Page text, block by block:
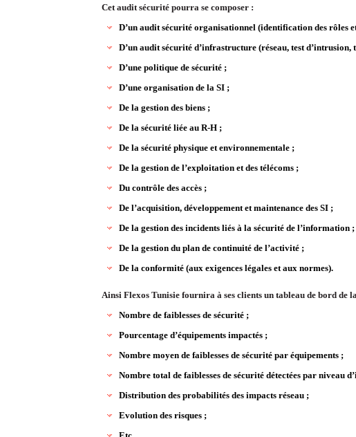
Cet audit sécurité pourra se composer :
D’un audit sécurité organisationnel (identification des rôles
D’un audit sécurité d’infrastructure (réseau, test
D’une politique de sécurité ;
D’une organisation de la SI ;
De la gestion des biens ;
De la sécurité liée au R-H ;
De la sécurité physique et environnementale ;
De la gestion de l’exploitation et des télécoms ;
Du contrôle des accès ;
De l’acquisition, développement et maintenance des SI ;
De la gestion des incidents liés à la sécurité de l’information ;
De la gestion du plan de continuité de l’activité ;
De la conformité (aux exigences légales et aux normes).
Ainsi Flexos Tunisie fournira à ses clients un tableau de bord de
Nombre de faiblesses de sécurité ;
Pourcentage d’équipements impactés ;
Nombre moyen de faiblesses de sécurité par équipements ;
Nombre total de faiblesses de sécurité détectées par niveau
Distribution des probabilités des impacts réseau ;
Evolution des risques ;